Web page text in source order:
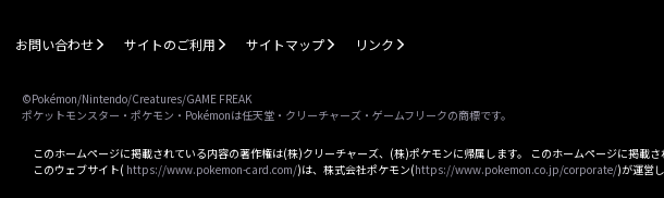
お問い合わせ サイトのご利用 サイトマップ リンク
©Pokémon/Nintendo/Creatures/GAME FREAK
ポケットモンスター・ポケモン・Pokémonは任天堂・クリーチャーズ・ゲームフリークの商標です。
このホームページに掲載されている内容の著作権は(株)クリーチャーズ、(株)ポケモンに帰属します。 このホームページに掲載
このウェブサイト( https://www.pokemon-card.com/)は、株式会社ポケモン(https://www.pokemon.co.jp/corporate/)が運営